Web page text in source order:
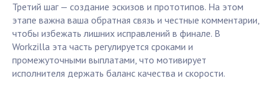
Третий шаг — создание эскизов и прототипов. На этом
этапе важна ваша обратная связь и честные комментарии,
чтобы избежать лишних исправлений в финале. В
Workzilla эта часть регулируется сроками и
промежуточными выплатами, что мотивирует
исполнителя держать баланс качества и скорости.